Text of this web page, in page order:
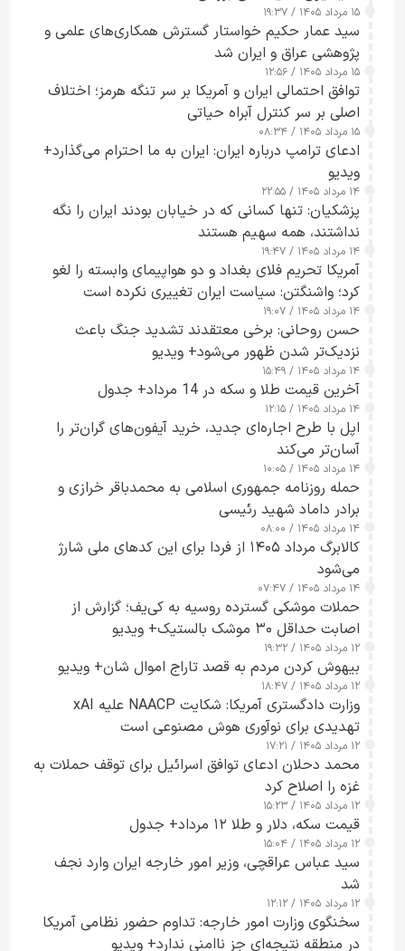
۱۵ مرداد ۱۴۰۵ / ۱۹:۳۷
سید عمار حکیم خواستار گسترش همکاری‌های علمی و
پژوهشی عراق و ایران شد
۱۵ مرداد ۱۴۰۵ / ۱۲:۵۶
توافق احتمالی ایران و آمریکا بر سر تنگه هرمز؛ اختلاف
اصلی بر سر کنترل آبراه حیاتی
۱۵ مرداد ۱۴۰۵ / ۰۸:۳۴
ادعای ترامپ درباره ایران: ایران به ما احترام می‌گذارد+
ویدیو
۱۴ مرداد ۱۴۰۵ / ۲۲:۵۵
پزشکیان: تنها کسانی که در خیابان بودند ایران را نگه
نداشتند، همه سهیم هستند
۱۴ مرداد ۱۴۰۵ / ۱۹:۴۷
آمریکا تحریم فلای بغداد و دو هواپیمای وابسته را لغو
کرد؛ واشنگتن: سیاست ایران تغییری نکرده است
۱۴ مرداد ۱۴۰۵ / ۱۹:۰۷
حسن روحانی: برخی معتقدند تشدید جنگ باعث
نزدیک‌تر شدن ظهور می‌شود+ ویدیو
۱۴ مرداد ۱۴۰۵ / ۱۵:۴۹
آخرین قیمت طلا و سکه در 14 مرداد+ جدول
۱۴ مرداد ۱۴۰۵ / ۱۲:۱۵
اپل با طرح اجاره‌ای جدید، خرید آیفون‌های گران‌تر را
آسان‌تر می‌کند
۱۴ مرداد ۱۴۰۵ / ۱۰:۰۵
حمله روزنامه جمهوری اسلامی به محمدباقر خرازی و
برادر داماد شهید رئیسی
۱۴ مرداد ۱۴۰۵ / ۰۸:۰۰
کالابرگ مرداد ۱۴۰۵ از فردا برای این کدهای ملی شارژ
می‌شود
۱۴ مرداد ۱۴۰۵ / ۰۷:۴۷
حملات موشکی گسترده روسیه به کی‌یف؛ گزارش از
اصابت حداقل ۳۰ موشک بالستیک+ ویدیو
۱۲ مرداد ۱۴۰۵ / ۱۹:۳۲
بیهوش کردن مردم به قصد تاراج اموال شان+ ویدیو
۱۲ مرداد ۱۴۰۵ / ۱۸:۴۷
وزارت دادگستری آمریکا: شکایت NAACP علیه xAI
تهدیدی برای نوآوری هوش مصنوعی است
۱۲ مرداد ۱۴۰۵ / ۱۷:۲۱
محمد دحلان ادعای توافق اسرائیل برای توقف حملات به
غزه را اصلاح کرد
۱۲ مرداد ۱۴۰۵ / ۱۵:۲۳
قیمت سکه، دلار و طلا ۱۲ مرداد+ جدول
۱۲ مرداد ۱۴۰۵ / ۱۵:۰۴
سید عباس عراقچی، وزیر امور خارجه ایران وارد نجف
شد
۱۲ مرداد ۱۴۰۵ / ۱۲:۱۲
سخنگوی وزارت امور خارجه: تداوم حضور نظامی آمریکا
در منطقه نتیجه‌ای جز ناامنی ندارد+ ویدیو